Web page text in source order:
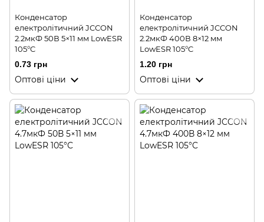
Конденсатор
електролітичний JCCON
2.2мкФ 50В 5×11 мм LowESR
105°C
0.73 грн
Оптові ціни
Конденсатор
електролітичний JCCON
2.2мкФ 400В 8×12 мм
LowESR 105°C
1.20 грн
Оптові ціни